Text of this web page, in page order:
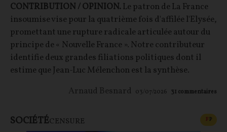
CONTRIBUTION / OPINION.Le patron de La France
insoumise vise pour la quatrième fois d'affilée l'Elysée,
promettant une rupture radicale articulée autour du
principe de « Nouvelle France ». Notre contributeur
identifie deux grandes filiations politiques dont il
estime que Jean-Luc Mélenchon est la synthèse.
Arnaud Besnard 03/07/2026 31 commentaires
SOCIÉTÉCENSURE FP